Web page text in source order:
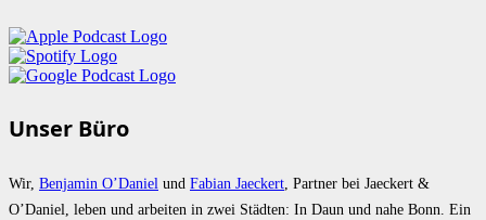
Unser Büro
Wir, Benjamin O’Daniel und Fabian Jaeckert, Partner bei Jaeckert &
O’Daniel, leben und arbeiten in zwei Städten: In Daun und nahe Bonn. Ein